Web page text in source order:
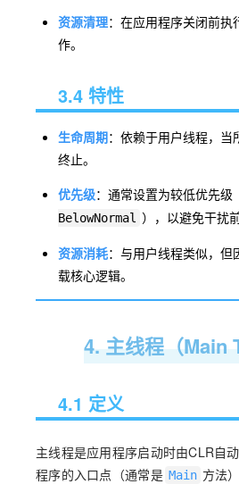
资源清理：在应用程序关闭前
作。
3.4 特性
生命周期：依赖于用户线程，
终止。
优先级：通常设置为较低优先级
BelowNormal ），以避免干扰
资源消耗：与用户线程类似，
载核心逻辑。
4. 主线程（Main
4.1 定义
主线程是应用程序启动时由CLR自
程序的入口点（通常是 Main 方法